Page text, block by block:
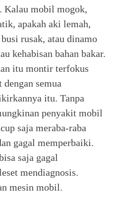
mobil mogok,
apakah aki lemah,
rusak, atau dinamo
kehabisan bahan bakar.
itu montir terfokus
semua
itu. Tanpa
penyakit mobil
saja meraba-raba
gagal memperbaiki.
saja gagal
mendiagnosis.
mesin mobil.